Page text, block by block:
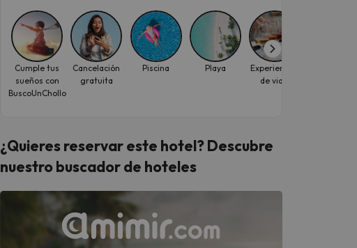
Cumple tus
sueños con
BuscoUnChollo
Cancelación
gratuita
Piscina Playa
Experiencias
de viaje
¿Quieres reservar este hotel? Descubre
nuestro buscador de hoteles